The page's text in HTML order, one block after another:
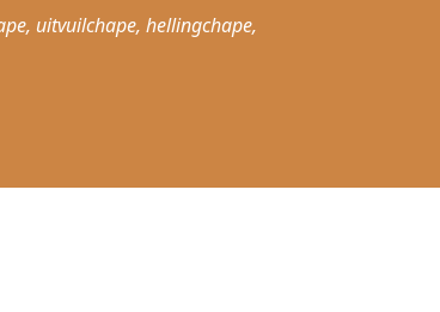
uitvuilchape, hellingchape,